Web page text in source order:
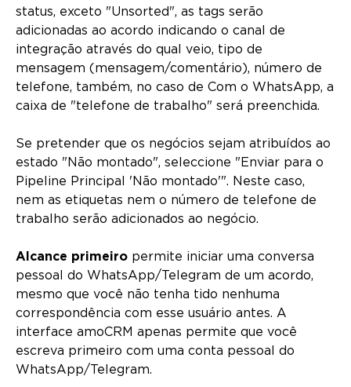
status, exceto "Unsorted", as tags serão
adicionadas ao acordo indicando o canal de
integração através do qual veio, tipo de
mensagem (mensagem/comentário), número de
telefone, também, no caso de Com o WhatsApp, a
caixa de "telefone de trabalho" será preenchida.
Se pretender que os negócios sejam atribuídos ao
estado "Não montado", seleccione "Enviar para o
Pipeline Principal 'Não montado'". Neste caso,
nem as etiquetas nem o número de telefone de
trabalho serão adicionados ao negócio.
Alcance primeiro permite iniciar uma conversa
pessoal do WhatsApp/Telegram de um acordo,
mesmo que você não tenha tido nenhuma
correspondência com esse usuário antes. A
interface amoCRM apenas permite que você
escreva primeiro com uma conta pessoal do
WhatsApp/Telegram.